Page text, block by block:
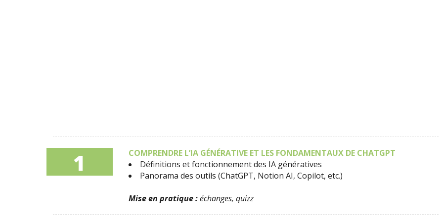
1
COMPRENDRE L’IA GÉNÉRATIVE ET LES FONDAMENTAUX DE CHATGPT
Définitions et fonctionnement des IA génératives
Panorama des outils (ChatGPT, Notion AI, Copilot, etc.)
Mise en pratique :échanges, quizz